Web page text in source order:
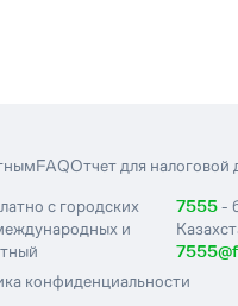
FAQОтчет для налоговой
с городских
и
7555-
конфиденциальности